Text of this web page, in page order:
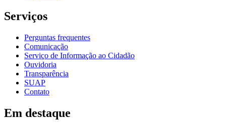
Serviços
Perguntas frequentes
Comunicação
Serviço de Informação ao Cidadão
Ouvidoria
Transparência
SUAP
Contato
Em destaque